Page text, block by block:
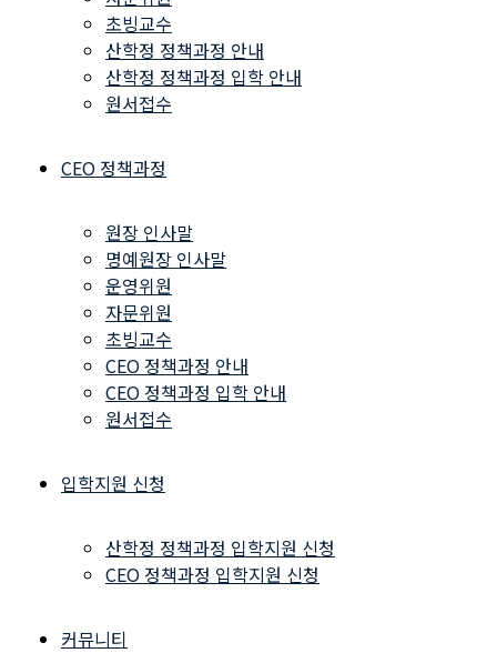
초빙교수
산학정 정책과정 안내
산학정 정책과정 입학 안내
원서접수
CEO 정책과정
원장 인사말
명예원장 인사말
운영위원
자문위원
초빙교수
CEO 정책과정 안내
CEO 정책과정 입학 안내
원서접수
입학지원 신청
산학정 정책과정 입학지원 신청
CEO 정책과정 입학지원 신청
커뮤니티